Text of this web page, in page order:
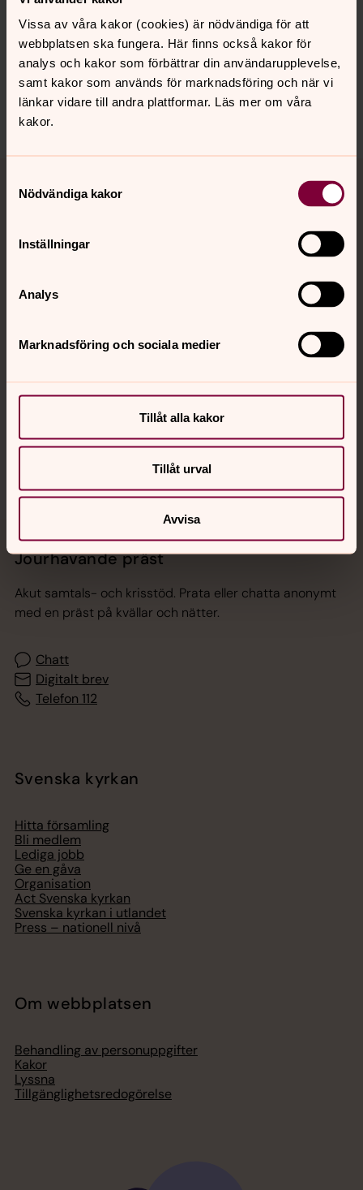
Vissa av våra kakor (cookies) är nödvändiga för att
webbplatsen ska fungera. Här finns också kakor för
analys och kakor som förbättrar din användarupplevelse,
samt kakor som används för marknadsföring och när vi
länkar vidare till andra plattformar. Läs mer om våra
kakor.
Nödvändiga kakor
Inställningar
Analys
Marknadsföring och sociala medier
Tillåt alla kakor
Tillåt urval
Avvisa
Synpunkter eller frågor på sidans
innehåll?
info@svenskakyrkan.se
Kontakt
Kalender
Jourhavande präst
Akut samtals- och krisstöd. Prata eller chatta anonymt
med en präst på kvällar och nätter.
Chatt
Digitalt brev
Telefon 112
Svenska kyrkan
Hitta församling
Bli medlem
Lediga jobb
Ge en gåva
Organisation
Act Svenska kyrkan
Svenska kyrkan i utlandet
Press – nationell nivå
Om webbplatsen
Behandling av personuppgifter
Kakor
Lyssna
Tillgänglighetsredogörelse